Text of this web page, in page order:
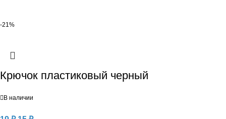
-21%
Крючок пластиковый черный
В наличии